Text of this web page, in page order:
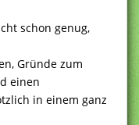
schon genug,
Gründe zum
einen
in einem ganz